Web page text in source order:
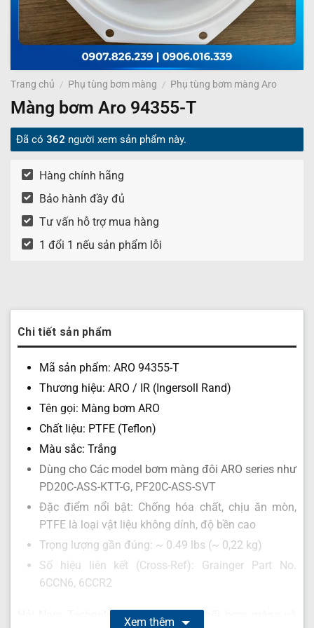
Trang chủ / Phụ tùng bơm màng / Phụ tùng bơm màng Aro
Màng bơm Aro 94355-T
Đã có 362 người xem sản phẩm này.
Hàng chính hãng
Bảo hành đầy đủ
Tư vấn hỗ trợ mua hàng
1 đổi 1 nếu sản phẩm lỗi
Chi tiết sản phẩm
Mã sản phẩm: ARO 94355-T
Thương hiệu: ARO / IR (Ingersoll Rand)
Tên gọi: Màng bơm ARO
Chất liệu: PTFE (Teflon)
Màu sắc: Trắng
Dùng cho Các model bơm màng đôi ARO series như
PD20C-ASS-KTT-G, PF20C-ASS-SVT
Đặc điểm nổi bật: Chống hóa chất, chịu ăn mòn,
PTFE là loại vật liệu không dính, độ bền cao
Trọng lượng gần đúng: ~ 0.49 lbs (~ 0,22 kg)
Số hiệu liên kết (Cross-Ref): Grainger Part No.
6CCN6, 6CCR2
Hải Nam Technology chuyên phân phối bơm màng và
Xem thêm